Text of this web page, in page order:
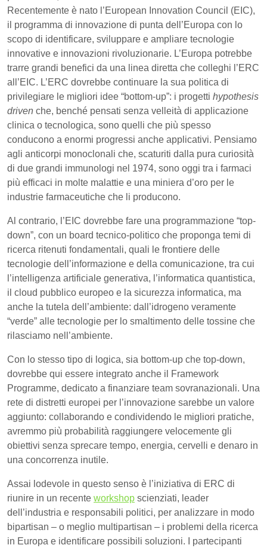
Recentemente è nato l’European Innovation Council (EIC),
il programma di innovazione di punta dell’Europa con lo
scopo di identificare, sviluppare e ampliare tecnologie
innovative e innovazioni rivoluzionarie. L’Europa potrebbe
trarre grandi benefici da una linea diretta che colleghi l’ERC
all’EIC. L’ERC dovrebbe continuare la sua politica di
privilegiare le migliori idee “bottom-up”: i progetti hypothesis
driven che, benché pensati senza velleità di applicazione
clinica o tecnologica, sono quelli che più spesso
conducono a enormi progressi anche applicativi. Pensiamo
agli anticorpi monoclonali che, scaturiti dalla pura curiosità
di due grandi immunologi nel 1974, sono oggi tra i farmaci
più efficaci in molte malattie e una miniera d’oro per le
industrie farmaceutiche che li producono.
Al contrario, l’EIC dovrebbe fare una programmazione “top-
down”, con un board tecnico-politico che proponga temi di
ricerca ritenuti fondamentali, quali le frontiere delle
tecnologie dell’informazione e della comunicazione, tra cui
l’intelligenza artificiale generativa, l’informatica quantistica,
il cloud pubblico europeo e la sicurezza informatica, ma
anche la tutela dell’ambiente: dall’idrogeno veramente
“verde” alle tecnologie per lo smaltimento delle tossine che
rilasciamo nell’ambiente.
Con lo stesso tipo di logica, sia bottom-up che top-down,
dovrebbe qui essere integrato anche il Framework
Programme, dedicato a finanziare team sovranazionali. Una
rete di distretti europei per l’innovazione sarebbe un valore
aggiunto: collaborando e condividendo le migliori pratiche,
avremmo più probabilità raggiungere velocemente gli
obiettivi senza sprecare tempo, energia, cervelli e denaro in
una concorrenza inutile.
Assai lodevole in questo senso è l’iniziativa di ERC di
riunire in un recente workshop scienziati, leader
dell’industria e responsabili politici, per analizzare in modo
bipartisan – o meglio multipartisan – i problemi della ricerca
in Europa e identificare possibili soluzioni. I partecipanti